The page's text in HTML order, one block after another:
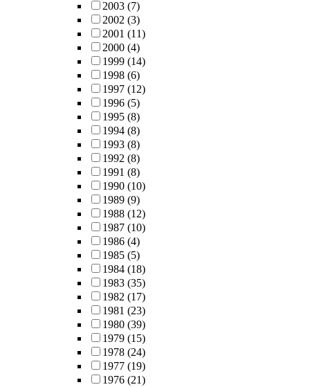
2003 (7)
2002 (3)
2001 (11)
2000 (4)
1999 (14)
1998 (6)
1997 (12)
1996 (5)
1995 (8)
1994 (8)
1993 (8)
1992 (8)
1991 (8)
1990 (10)
1989 (9)
1988 (12)
1987 (10)
1986 (4)
1985 (5)
1984 (18)
1983 (35)
1982 (17)
1981 (23)
1980 (39)
1979 (15)
1978 (24)
1977 (19)
1976 (21)